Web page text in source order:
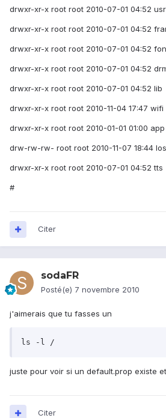
drwxr-xr-x root root 2010-07-01 04:52 usr
drwxr-xr-x root root 2010-07-01 04:52
drwxr-xr-x root root 2010-07-01 04:52
drwxr-xr-x root root 2010-07-01 04:52
drwxr-xr-x root root 2010-07-01 04:52 lib
drwxr-xr-x root root 2010-11-04 17:47 wifi
drwxr-xr-x root root 2010-01-01 01:00 app
drw-rw-rw- root root 2010-11-07 18:44
drwxr-xr-x root root 2010-07-01 04:52 tts
#
Citer
sodaFR
Posté(e) 7 novembre 2010
j'aimerais que tu fasses un
ls -l /
juste pour voir si un default.prop existe
Citer